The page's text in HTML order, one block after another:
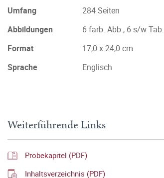
Umfang
284 Seiten
Abbildungen
6 farb. Abb., 6 s/w Tab.
Format
17,0 x 24,0 cm
Sprache
Englisch
Weiterführende Links
Probekapitel (PDF)
Inhaltsverzeichnis (PDF)